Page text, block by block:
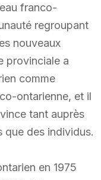
franco-
regroupant
nouveaux
provinciale a
comme
ontarienne, et il
tant auprès
que des individus.
en 1975